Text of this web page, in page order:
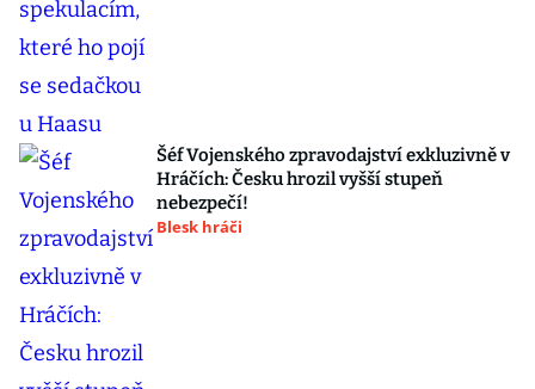
Šéf Vojenského zpravodajství exkluzivně v
Hráčích: Česku hrozil vyšší stupeň
nebezpečí!
Blesk hráči